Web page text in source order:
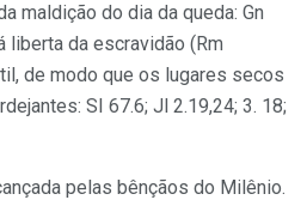
maldição do dia da queda: Gn
liberta da escra­vidão (Rm
de modo que os lugares secos
SI 67.6; Jl 2.19,24; 3. 18;
pelas bênçãos do Milênio.